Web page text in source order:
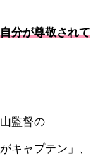
分が尊敬されて
監督の
キャプテン」、